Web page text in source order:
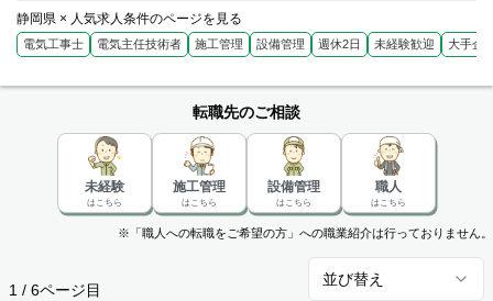
静岡県 × 人気求人条件のページを見る
電気工事士 電気主任技術者 施工管理 設備管理 週休2日 未経験歓迎 大手企
転職先のご相談
未経験
はこちら
施工管理
はこちら
設備管理
はこちら
職人
はこちら
※「職人への転職をご希望の方」への職業紹介は行っておりません。
1 / 6ページ目
並び替え